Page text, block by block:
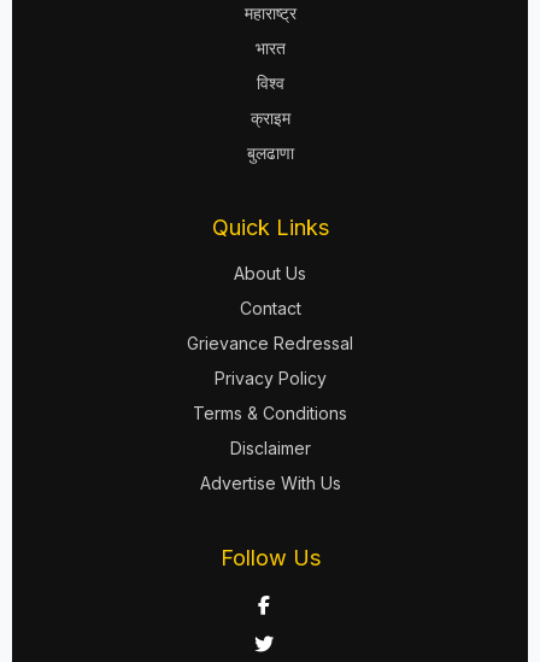
महाराष्ट्र
भारत
विश्व
क्राइम
बुलढाणा
Quick Links
About Us
Contact
Grievance Redressal
Privacy Policy
Terms & Conditions
Disclaimer
Advertise With Us
Follow Us